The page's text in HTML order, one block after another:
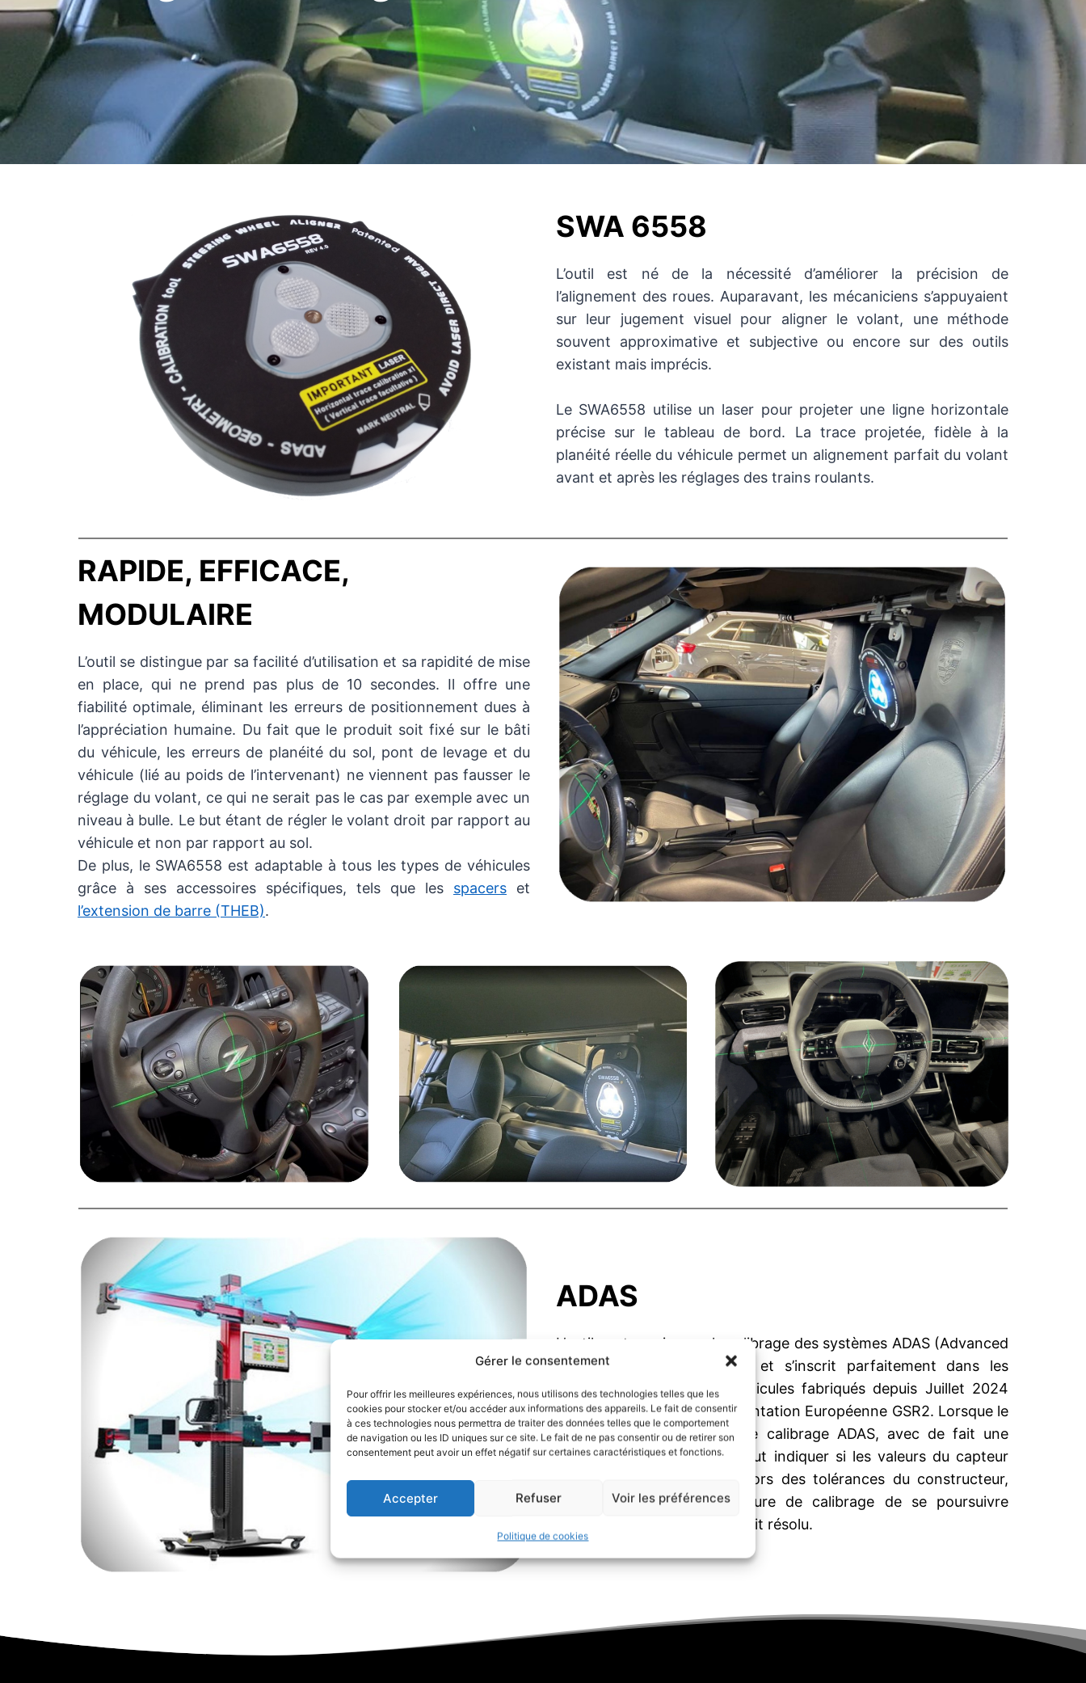
Gérer le consentement
Pour offrir les meilleures expériences, nous utilisons des technologies telles que les
cookies pour stocker et/ou accéder aux informations des appareils. Le fait de consentir
à ces technologies nous permettra de traiter des données telles que le comportement
de navigation ou les ID uniques sur ce site. Le fait de ne pas consentir ou de retirer son
consentement peut avoir un effet négatif sur certaines caractéristiques et fonctions.
Accepter Refuser Voir les préférences
Politique de cookies
SWA 6558
L’outil est né de la nécessité d’améliorer la précision de
l’alignement des roues. Auparavant, les mécaniciens s’appuyaient
sur leur jugement visuel pour aligner le volant, une méthode
souvent approximative et subjective ou encore sur des outils
existant mais imprécis.
Le SWA6558 utilise un laser pour projeter une ligne horizontale
précise sur le tableau de bord. La trace projetée, fidèle à la
planéité réelle du véhicule permet un alignement parfait du volant
avant et après les réglages des trains roulants.
RAPIDE, EFFICACE,
MODULAIRE
L’outil se distingue par sa facilité d’utilisation et sa rapidité de mise
en place, qui ne prend pas plus de 10 secondes. Il offre une
fiabilité optimale, éliminant les erreurs de positionnement dues à
l’appréciation humaine. Du fait que le produit soit fixé sur le bâti
du véhicule, les erreurs de planéité du sol, pont de levage et du
véhicule (lié au poids de l’intervenant) ne viennent pas fausser le
réglage du volant, ce qui ne serait pas le cas par exemple avec un
niveau à bulle. Le but étant de régler le volant droit par rapport au
véhicule et non par rapport au sol.
De plus, le SWA6558 est adaptable à tous les types de véhicules
grâce à ses accessoires spécifiques, tels que les spacers et
l’extension de barre (THEB).
ADAS
L’outil peut servir pour le calibrage des systèmes ADAS (Advanced
Driver-Assistance Systems) et s’inscrit parfaitement dans les
procédures de réglages véhicules fabriqués depuis Juillet 2024
soumis à la nouvelle règlementation Européenne GSR2. Lorsque le
SWA6558 est utilisé pour le calibrage ADAS, avec de fait une
position volant exacte, il peut indiquer si les valeurs du capteur
d’angle de direction sont hors des tolérances du constructeur,
empêchant ainsi la procédure de calibrage de se poursuivre
jusqu’à ce que le problème soit résolu.